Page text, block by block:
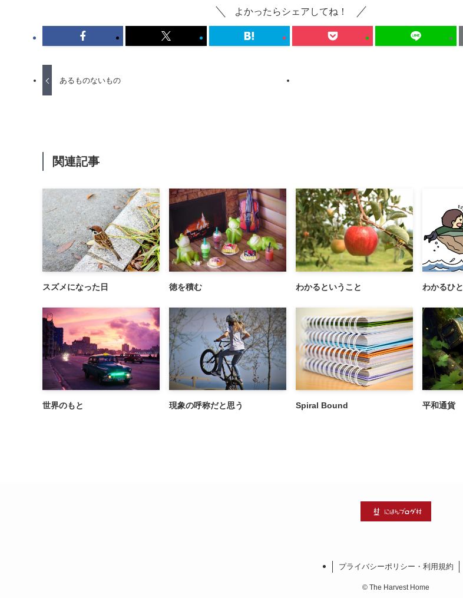
よかったらシェアしてね！
あるものないもの
関連記事
スズメになった日 徳を積む わかるということ わかるひと
世界のもと 現象の呼称だと思う Spiral Bound 平和通貨
プライバシーポリシー・利用規約
© The Harvest Home